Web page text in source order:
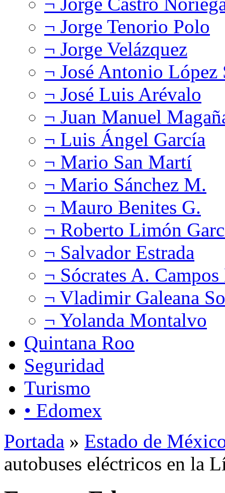
¬ Jorge Tenorio Polo
¬ Jorge Velázquez
¬ José Antonio López
¬ José Luis Arévalo
¬ Juan Manuel
¬ Luis Ángel García
¬ Mario San Martí
¬ Mario Sánchez M.
¬ Mauro Benites G.
¬ Roberto Limón
¬ Salvador Estrada
¬ Sócrates A.
¬ Vladimir Galeana
¬ Yolanda Montalvo
Quintana Roo
Seguridad
Turismo
• Edomex
Portada » Estado de
autobuses eléctricos en la